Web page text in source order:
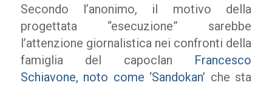
Secondo l’anonimo, il motivo della
progettata “esecuzione” sarebbe
l’attenzione giornalistica nei confronti della
famiglia del capoclan Francesco
Schiavone, noto come ‘Sandokan’ che sta